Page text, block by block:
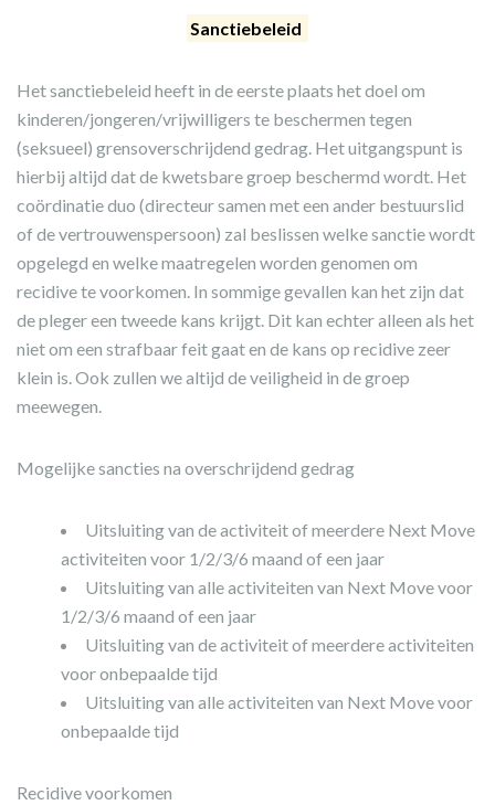
Sanctiebeleid
Het sanctiebeleid heeft in de eerste plaats het doel om
kinderen/jongeren/vrijwilligers te beschermen tegen
(seksueel) grensoverschrijdend gedrag. Het uitgangspunt is
hierbij altijd dat de kwetsbare groep beschermd wordt. Het
coördinatie duo (directeur samen met een ander bestuurslid
of de vertrouwenspersoon) zal beslissen welke sanctie wordt
opgelegd en welke maatregelen worden genomen om
recidive te voorkomen. In sommige gevallen kan het zijn dat
de pleger een tweede kans krijgt. Dit kan echter alleen als het
niet om een strafbaar feit gaat en de kans op recidive zeer
klein is. Ook zullen we altijd de veiligheid in de groep
meewegen.
Mogelijke sancties na overschrijdend gedrag
Uitsluiting van de activiteit of meerdere Next Move
activiteiten voor 1/2/3/6 maand of een jaar
Uitsluiting van alle activiteiten van Next Move voor
1/2/3/6 maand of een jaar
Uitsluiting van de activiteit of meerdere activiteiten
voor onbepaalde tijd
Uitsluiting van alle activiteiten van Next Move voor
onbepaalde tijd
Recidive voorkomen